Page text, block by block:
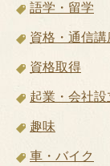
語学・留学
資格・通信講
資格取得
起業・会社設
趣味
車・バイク